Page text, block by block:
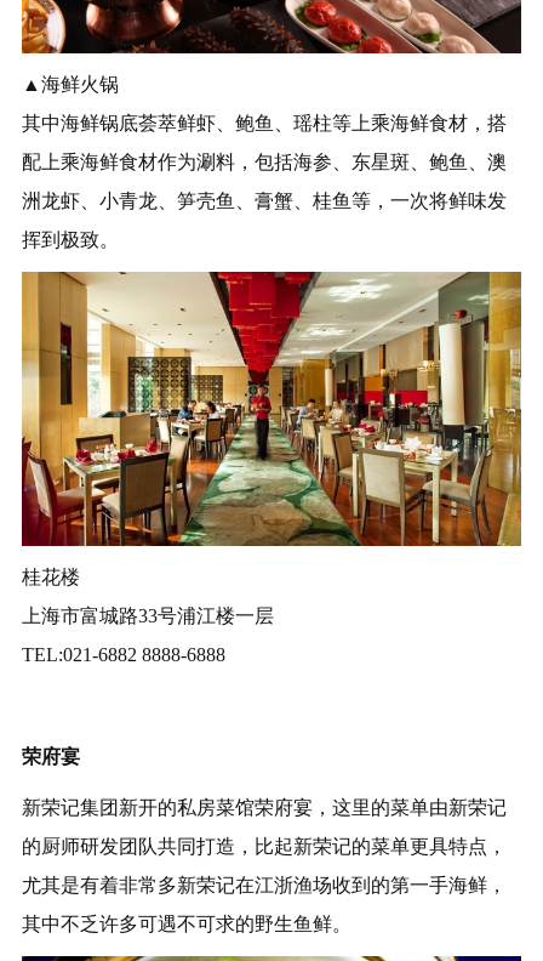
▲海鲜火锅
其中海鲜锅底荟萃鲜虾、鲍鱼、瑶柱等上乘海鲜食材，搭
配上乘海鲜食材作为涮料，包括海参、东星斑、鲍鱼、澳
洲龙虾、小青龙、笋壳鱼、膏蟹、桂鱼等，一次将鲜味发
挥到极致。
桂花楼
上海市富城路33号浦江楼一层
TEL:021-6882 8888-6888
荣府宴
新荣记集团新开的私房菜馆荣府宴，这里的菜单由新荣记
的厨师研发团队共同打造，比起新荣记的菜单更具特点，
尤其是有着非常多新荣记在江浙渔场收到的第一手海鲜，
其中不乏许多可遇不可求的野生鱼鲜。